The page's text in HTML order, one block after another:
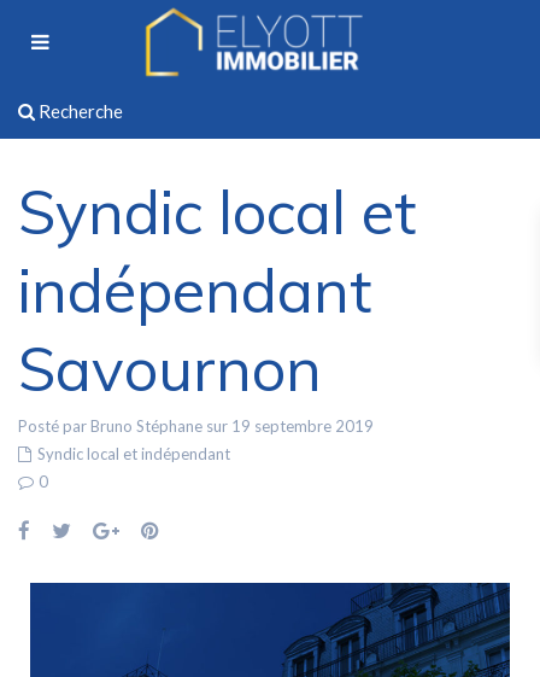
Recherche
Syndic local et
indépendant
Savournon
Posté par Bruno Stéphane sur 19 septembre 2019
Syndic local et indépendant
0